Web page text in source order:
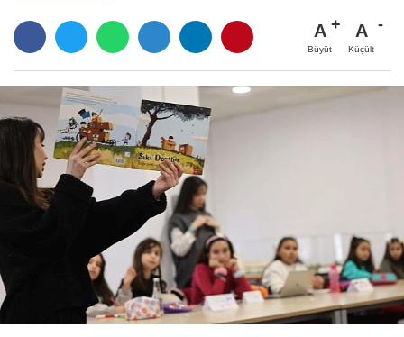
A
Büyüt
A
Küçült